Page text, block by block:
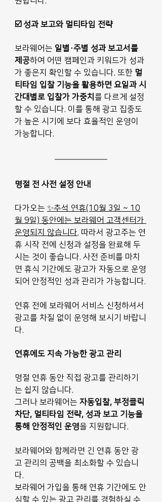
☑️ 성과 보고와 멀티타임 전략
보라웨어는 일별·주별 성과 보고서를
제공하여 어떤 캠페인과 키워드가 성과
가 좋은지 확인할 수 있습니다. 또한 멀
티타임 입찰 기능을 활용하면 요일과 시
간대별로 입찰가 가중치 를 다르게 설정
할 수 있습니다. 이를 통해 광고 집중도
가 높은 시기에 보다 효율적인 운영이
가능합니다.
명절 전 사전 설정 안내
다가오는 ✨추석 연휴(10월 3일 ~ 10
월 9일) 동안에는 보라웨어 고객센터가
운영되지 않습니다. 따라서 광고주는 연
휴 시작 전에 신청과 설정을 완료해 두
시는 것이 좋습니다. 사전 준비를 마치
면 휴식 기간에도 광고가 자동으로 운영
되어 안정적인 성과 관리가 가능합니다.
연휴 전에 보라웨어 서비스 신청하셔서
광고를 차질 없이 운영해 보시기 바랍니
다.
연휴에도 지속 가능한 광고 관리
명절 연휴 동안 직접 광고를 관리하기
는 쉽지 않습니다.
그러나 보라웨어는 자동입찰, 부정클릭
차단, 멀티타임 전략, 성과 보고 기능을
통해 안정적인 운영을 지원합니다.
보라웨어와 함께라면 긴 연휴 동안 광
고 관리의 공백을 최소화할 수 있습니
다.
보라웨어 가입을 통해 연휴 기간에도 안
심할 수 있는 광고 관리를 경험하실 수